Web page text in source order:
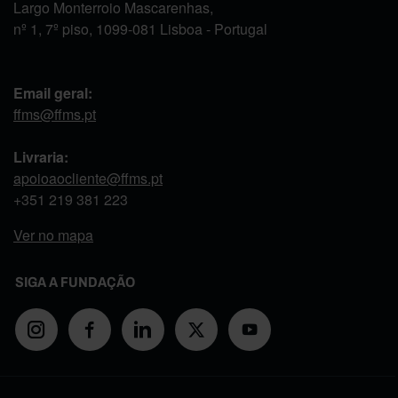
Largo Monterroio Mascarenhas,
nº 1, 7º piso, 1099-081 Lisboa - Portugal
Email geral:
ffms@ffms.pt
Livraria:
apoioaocliente@ffms.pt
+351 219 381 223
Ver no mapa
SIGA A FUNDAÇÃO